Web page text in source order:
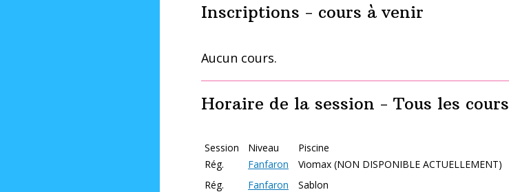
Inscriptions - cours à venir
Aucun cours.
Horaire de la session - Tous les cours
Session Niveau Piscine
Rég.
Fanfaron Viomax (NON DISPONIBLE ACTUELLEMENT)
Rég.
Fanfaron Sablon